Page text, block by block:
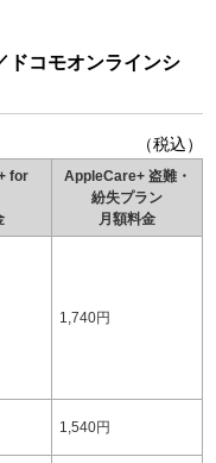
ドコモオンラインシ
（税込）
for
AppleCare+ 盗難・
紛失プラン
月額料金
1,740円
1,540円